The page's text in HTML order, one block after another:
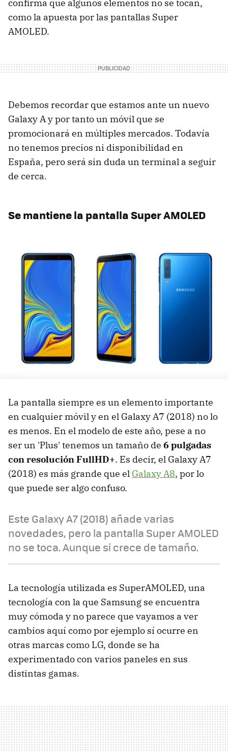
confirma que algunos elementos no se tocan,
como la apuesta por las pantallas Super
AMOLED.
Debemos recordar que estamos ante un nuevo
Galaxy A y por tanto un móvil que se
promocionará en múltiples mercados. Todavía
no tenemos precios ni disponibilidad en
España, pero será sin duda un terminal a seguir
de cerca.
Se mantiene la pantalla Super AMOLED
La pantalla siempre es un elemento importante
en cualquier móvil y en el Galaxy A7 (2018) no lo
es menos. En el modelo de este año, pese a no
ser un 'Plus' tenemos un tamaño de 6 pulgadas
con resolución FullHD+. Es decir, el Galaxy A7
(2018) es más grande que el Galaxy A8, por lo
que puede ser algo confuso.
Este Galaxy A7 (2018) añade varias
novedades, pero la pantalla Super AMOLED
no se toca. Aunque sí crece de tamaño.
La tecnología utilizada es SuperAMOLED, una
tecnología con la que Samsung se encuentra
muy cómoda y no parece que vayamos a ver
cambios aquí como por ejemplo sí ocurre en
otras marcas como LG, donde se ha
experimentado con varios paneles en sus
distintas gamas.